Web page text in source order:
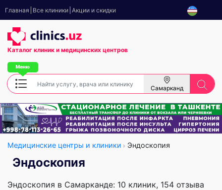
Главная Все клиники Акции и скидки
Каталог клиник и медицинских центров
Самарканд
Медицинские центры и клиники Эндоскопия
Эндоскопия
Эндоскопия в Самарканде: 10 клиник, 154 отзыва